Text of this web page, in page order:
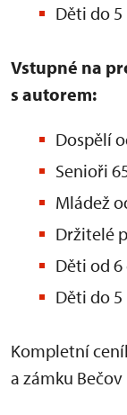
Děti do
Vstupné na
s autorem:
Dospělí
Senioři
Mládež
Držitelé
Děti od 6
Děti do 5
Kompletní
a zámku